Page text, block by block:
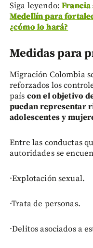
Siga leyendo:Francia
Medellín para
¿cómo lo hará?
Medidas para
Migración Colombia
reforzados los
país con el objetivo
puedan representar
adolescentes y
Entre las conductas
autoridades se
·Explotación sexual.
·Trata de personas.
·Delitos asociados a